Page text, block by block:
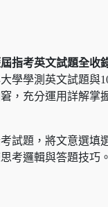
指考英文試題全收
學學測英文試題
，充分運用詳解掌
試題，將文意選填
考邏輯與答題技巧